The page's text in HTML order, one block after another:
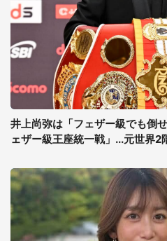
井上尚弥は「フェザー級でも倒
ェザー級王座統一戦」...元世界2